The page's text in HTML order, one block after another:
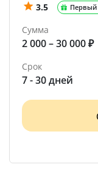
3.5 Первый
Сумма
2 000 – 30 000 ₽
Срок
7 - 30 дней